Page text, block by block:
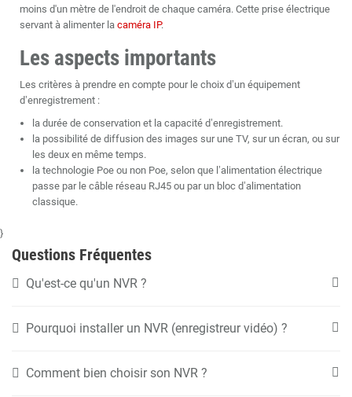
moins d'un mètre de l'endroit de chaque caméra. Cette prise électrique
servant à alimenter la caméra IP.
Les aspects importants
Les critères à prendre en compte pour le choix d’un équipement
d’enregistrement :
la durée de conservation et la capacité d’enregistrement.
la possibilité de diffusion des images sur une TV, sur un écran, ou sur
les deux en même temps.
la technologie Poe ou non Poe, selon que l’alimentation électrique
passe par le câble réseau RJ45 ou par un bloc d’alimentation
classique.
}
Questions Fréquentes
Qu'est-ce qu'un NVR ?
Pourquoi installer un NVR (enregistreur vidéo) ?
Comment bien choisir son NVR ?